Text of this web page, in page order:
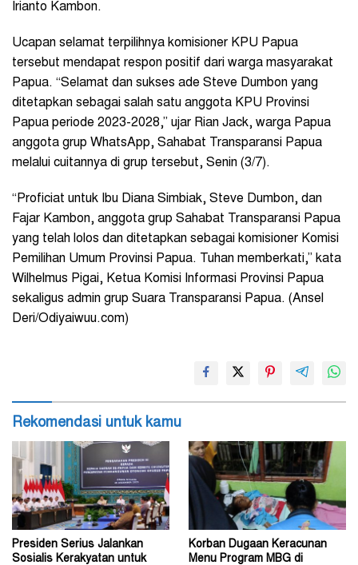
Irianto Kambon.
Ucapan selamat terpilihnya komisioner KPU Papua
tersebut mendapat respon positif dari warga masyarakat
Papua. “Selamat dan sukses ade Steve Dumbon yang
ditetapkan sebagai salah satu anggota KPU Provinsi
Papua periode 2023-2028,” ujar Rian Jack, warga Papua
anggota grup WhatsApp, Sahabat Transparansi Papua
melalui cuitannya di grup tersebut, Senin (3/7).
“Proficiat untuk Ibu Diana Simbiak, Steve Dumbon, dan
Fajar Kambon, anggota grup Sahabat Transparansi Papua
yang telah lolos dan ditetapkan sebagai komisioner Komisi
Pemilihan Umum Provinsi Papua. Tuhan memberkati,” kata
Wilhelmus Pigai, Ketua Komisi Informasi Provinsi Papua
sekaligus admin grup Suara Transparansi Papua. (Ansel
Deri/Odiyaiwuu.com)
Rekomendasi untuk kamu
Presiden Serius Jalankan
Sosialis Kerakyatan untuk
Korban Dugaan Keracunan
Menu Program MBG di